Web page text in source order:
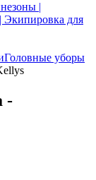
|
для
Головные уборы
-